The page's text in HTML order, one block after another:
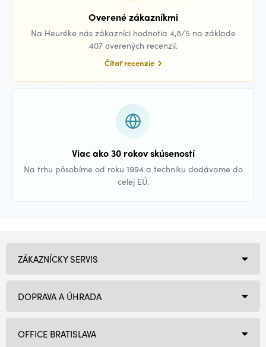
Overené zákazníkmi
Na Heuréke nás zákazníci hodnotia 4,8/5 na základe
407 overených recenzií.
Čítať recenzie
Viac ako 30 rokov skúseností
Na trhu pôsobíme od roku 1994 a techniku dodávame do
celej EÚ.
OFFICE BRATISLAVA
ZÁKAZNÍCKY SERVIS
DOPRAVA A ÚHRADA